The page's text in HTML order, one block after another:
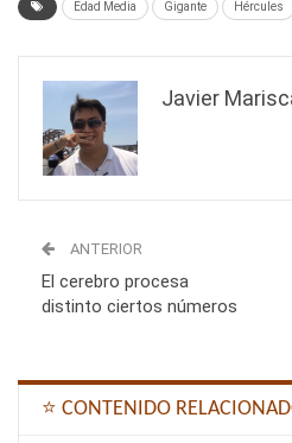
Edad Media Gigante Hércules
Javier
ANTERIOR
El cerebro procesa
distinto ciertos números
⭐ CONTENIDO